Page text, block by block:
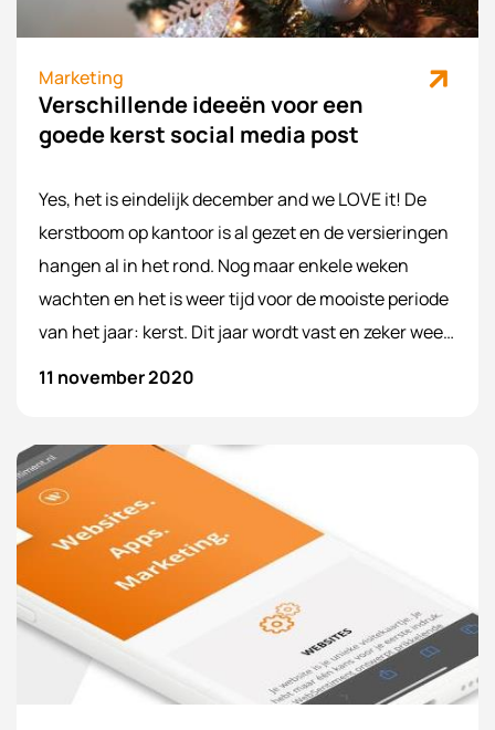
Marketing
Verschillende ideeën voor een
goede kerst social media post
Yes, het is eindelijk december and we LOVE it! De
kerstboom op kantoor is al gezet en de versieringen
hangen al in het rond. Nog maar enkele weken
wachten en het is weer tijd voor de mooiste periode
van het jaar: kerst. Dit jaar wordt vast en zeker weer
een kerst om niet te vergeten. We weten allemaal
media te plaatsen voor jezelf of voor jouw klanten.
11 november 2020